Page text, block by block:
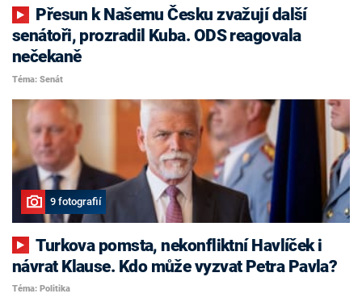
senátoři, prozradil Kuba. ODS reagovala
nečekaně
Téma: Senát
9 fotografií
Turkova pomsta, nekonfliktní Havlíček i
návrat Klause. Kdo může vyzvat Petra Pavla?
Téma: Politika